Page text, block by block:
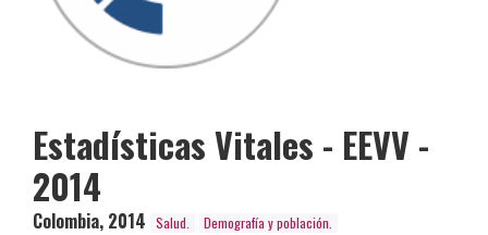
Estadísticas Vitales - EEVV -
2014
Colombia, 2014 Salud.
Demografía y población.